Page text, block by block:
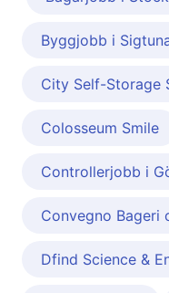
Byggjobb i
City Self-Storage
Colosseum Smile
Controllerjobb i
Convegno Bageri
Dfind Science &